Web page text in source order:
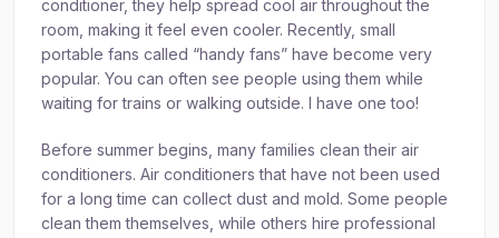
conditioner, they help spread cool air throughout the
room, making it feel even cooler. Recently, small
portable fans called “handy fans” have become very
popular. You can often see people using them while
waiting for trains or walking outside. I have one too!
Before summer begins, many families clean their air
conditioners. Air conditioners that have not been used
for a long time can collect dust and mold. Some people
clean them themselves, while others hire professional